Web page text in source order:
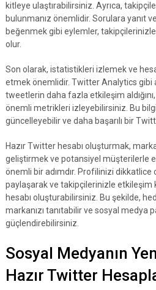
kitleye ulaştırabilirsiniz. Ayrıca,
bulunmanız önemlidir. Sorulara yanıt
beğenmek gibi eylemler, takipçilerinizle
olur.
Son olarak, istatistikleri izlemek ve
etmek önemlidir. Twitter Analytics gibi
tweetlerin daha fazla etkileşim
önemli metrikleri izleyebilirsiniz. Bu
güncelleyebilir ve daha başarılı bir
Hazır Twitter hesabı oluşturmak,
geliştirmek ve potansiyel müşterilerle
önemli bir adımdır. Profilinizi
paylaşarak ve takipçilerinizle etkileşim
hesabı oluşturabilirsiniz. Bu şekilde,
markanızı tanıtabilir ve sosyal medya
güçlendirebilirsiniz.
Sosyal Medyanın
Hazır Twitter